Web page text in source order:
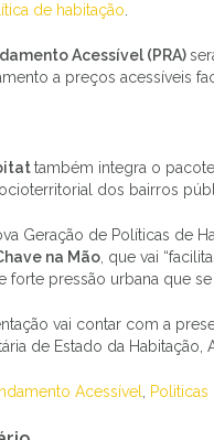
de habitação.
Acessível (PRA)
a preços acessíveis
também integra o
dos bairros
Geração de Políticas de
na Mão, que vai
forte pressão urbana que
vai contar com a
de Estado da Habitação,
Acessível, Politicas